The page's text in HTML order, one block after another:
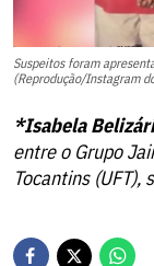
Suspeitos foram
(Reprodução/Instagram
*Isabela
entre o Grupo
Tocantins (UFT),